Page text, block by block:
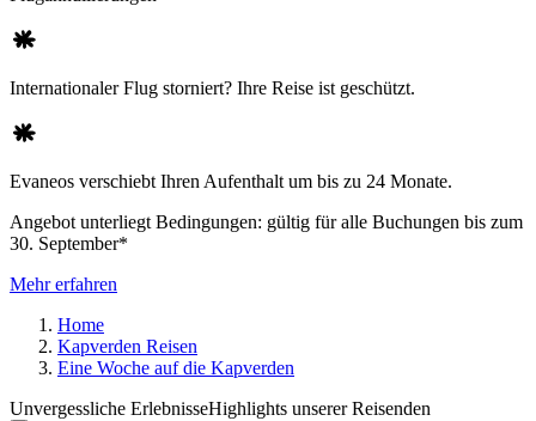
Internationaler Flug storniert? Ihre Reise ist geschützt.
Evaneos verschiebt Ihren Aufenthalt um bis zu 24 Monate.
Angebot unterliegt Bedingungen: gültig für alle Buchungen bis zum
30. September*
Mehr erfahren
Home
Kapverden Reisen
Eine Woche auf die Kapverden
Unvergessliche ErlebnisseHighlights unserer Reisenden